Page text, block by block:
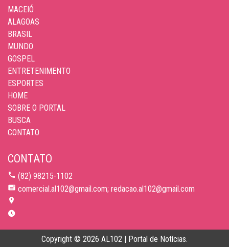
MACEIÓ
ALAGOAS
BRASIL
MUNDO
GOSPEL
ENTRETENIMENTO
ESPORTES
HOME
SOBRE O PORTAL
BUSCA
CONTATO
CONTATO
(82) 98215-1102
comercial.al102@gmail.com; redacao.al102@gmail.com
Copyright © 2026 AL102 | Portal de Notícias.